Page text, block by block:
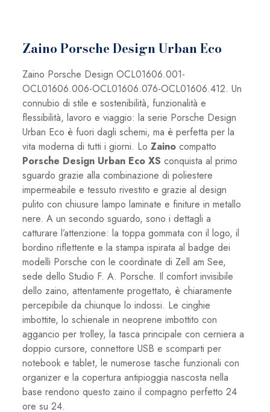
Zaino Porsche Design Urban Eco
Zaino Porsche Design OCL01606.001-
OCL01606.006-OCL01606.076-OCL01606.412. Un
connubio di stile e sostenibilità, funzionalità e
flessibilità, lavoro e viaggio: la serie Porsche Design
Urban Eco è fuori dagli schemi, ma è perfetta per la
vita moderna di tutti i giorni. Lo Zainocompatto
Porsche Design Urban Eco XS conquista al primo
sguardo grazie alla combinazione di poliestere
impermeabile e tessuto rivestito e grazie al design
pulito con chiusure lampo laminate e finiture in metallo
nere. A un secondo sguardo, sono i dettagli a
catturare l’attenzione: la toppa gommata con il logo, il
bordino riflettente e la stampa ispirata al badge dei
modelli Porsche con le coordinate di Zell am See,
sede dello Studio F. A. Porsche. Il comfort invisibile
dello zaino, attentamente progettato, è chiaramente
percepibile da chiunque lo indossi. Le cinghie
imbottite, lo schienale in neoprene imbottito con
aggancio per trolley, la tasca principale con cerniera a
doppio cursore, connettore USB e scomparti per
notebook e tablet, le numerose tasche funzionali con
organizer e la copertura antipioggia nascosta nella
base rendono questo zaino il compagno perfetto 24
ore su 24.